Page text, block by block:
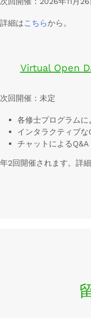
詳細はこちらから。
Virtual Open
次回開催：未定
各修士プログラム
インタラクティブな
チャットによるQ&A
年2回開催されます。詳